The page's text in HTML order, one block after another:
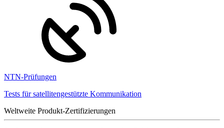
NTN-Prüfungen
Tests für satellitengestützte Kommunikation
Weltweite Produkt-Zertifizierungen